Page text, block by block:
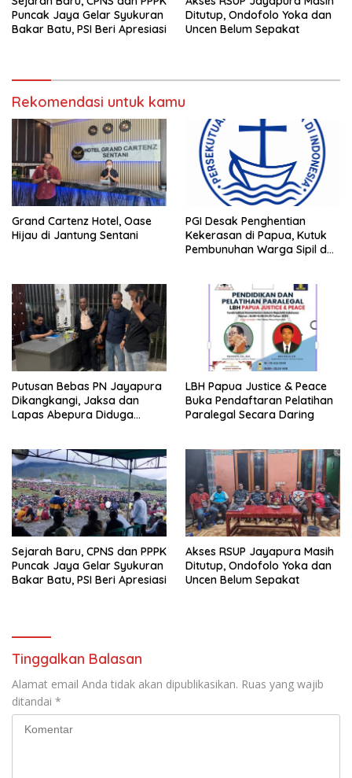
Puncak Jaya Gelar Syukuran
Bakar Batu, PSI Beri Apresiasi
Ditutup, Ondofolo Yoka dan
Uncen Belum Sepakat
Rekomendasi untuk kamu
Grand Cartenz Hotel, Oase
Hijau di Jantung Sentani
PGI Desak Penghentian
Kekerasan di Papua, Kutuk
Pembunuhan Warga Sipil dan
Putusan Bebas PN Jayapura
Dikangkangi, Jaksa dan
Lapas Abepura Diduga
LBH Papua Justice & Peace
Buka Pendaftaran Pelatihan
Paralegal Secara Daring
Sejarah Baru, CPNS dan PPPK
Puncak Jaya Gelar Syukuran
Bakar Batu, PSI Beri Apresiasi
Akses RSUP Jayapura Masih
Ditutup, Ondofolo Yoka dan
Uncen Belum Sepakat
Tinggalkan Balasan
Alamat email Anda tidak akan dipublikasikan. Ruas yang wajib
ditandai *